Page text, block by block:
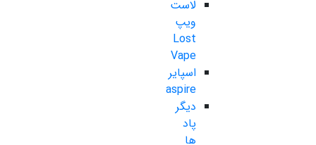
لاست
ویپ
Lost
Vape
اسپایر
aspire
دیگر
پاد
ها